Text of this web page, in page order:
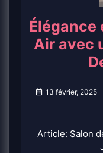
Élégance
Air avec
13 février, 2025
Article: Salon